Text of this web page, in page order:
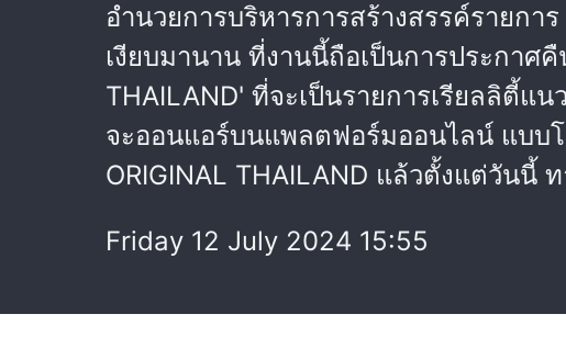
อำนวยการบริหารการสร้างสรรค์รายก
เงียบมานาน ที่งานนี้ถือเป็นการประกาศ
THAILAND' ที่จะเป็นรายการเรียลลิตี้
จะออนแอร์บนแพลตฟอร์มออนไลน์ แบบ
ORIGINAL THAILAND แล้วตั้งแต่วันนี้
Friday 12 July 2024 15:55